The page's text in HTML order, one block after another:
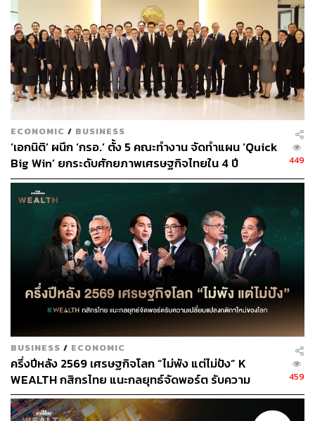
ECONOMIC / BUSINESS
‘เอกนิติ’ ผนึก ‘กรอ.’ ตั้ง 5 คณะทำงาน จัดทำแผน ‘Quick
Big Win’ ยกระดับศักยภาพเศรษฐกิจไทยใน 4 ปี
449
BUSINESS / ECONOMIC
ครึ่งปีหลัง 2569 เศรษฐกิจโลก “ไม่พัง แต่ไม่ปัง” K
WEALTH กสิกรไทย แนะกลยุทธ์จัดพอร์ต รับความ
เปลี่ยนแปลงกติกาใหม่ของโลก
459